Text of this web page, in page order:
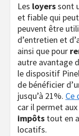
Les loyerssont
et fiable qui
peuvent être
d’entretien et
ainsi que pour
autre avantage
le dispositif
de bénéficier
jusqu’à 21%. Ce
car il permet
impôts tout en
locatifs.